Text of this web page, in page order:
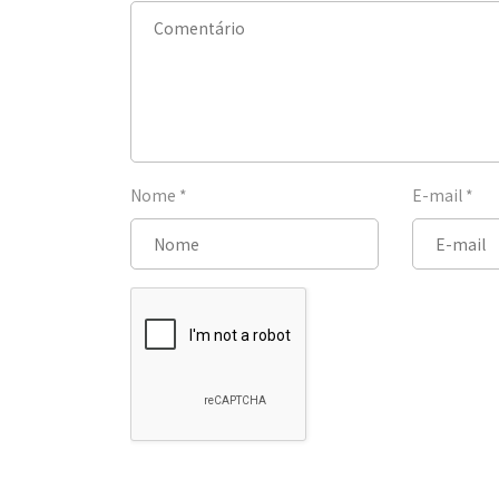
Nome * E-mail *